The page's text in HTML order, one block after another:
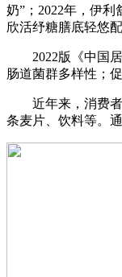
奶”；2022年，伊
欣活纾糖膳底轻悠
2022版《中国居
肠道菌群多样性；
近年来，消费者
条麦片、饮料等。